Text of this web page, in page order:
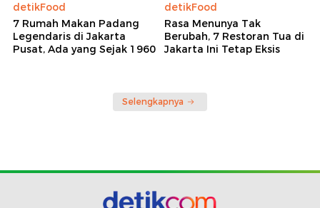
detikFood
7 Rumah Makan Padang
Legendaris di Jakarta
Pusat, Ada yang Sejak 1960
detikFood
Rasa Menunya Tak
Berubah, 7 Restoran Tua di
Jakarta Ini Tetap Eksis
Selengkapnya